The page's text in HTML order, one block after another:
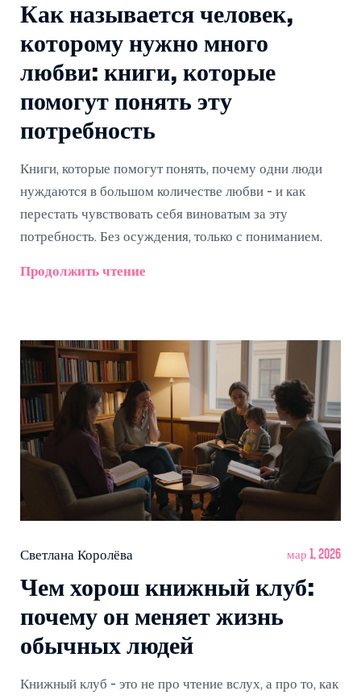
Как называется человек,
которому нужно много
любви: книги, которые
помогут понять эту
потребность
Книги, которые помогут понять, почему одни люди
нуждаются в большом количестве любви - и как
перестать чувствовать себя виноватым за эту
потребность. Без осуждения, только с пониманием.
Продолжить чтение
Светлана Королёва мар 1, 2026
Чем хорош книжный клуб:
почему он меняет жизнь
обычных людей
Книжный клуб - это не про чтение вслух, а про то, как